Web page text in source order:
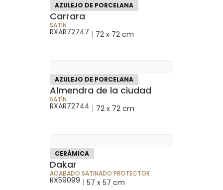
AZULEJO DE PORCELANA
Carrara
SATÍN
RXAR72747 | 72 x 72 cm
AZULEJO DE PORCELANA
Almendra de la ciudad
SATÍN
RXAR72744 | 72 x 72 cm
CERÁMICA
Dakar
ACABADO SATINADO PROTECTOR
RX59099 | 57 x 57 cm